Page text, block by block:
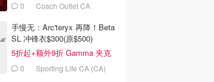
0 Coach Outlet CA
手慢无：Arc'teryx 再降！Beta
SL 冲锋衣$300(原$500)
5折起+额外9折 Gamma 夹克
$2380 Sporting Life CA (CA)